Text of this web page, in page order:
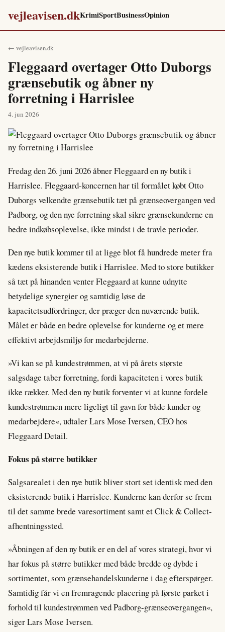
vejleavisen.dkKrimiSportBusinessOpinion
← vejleavisen.dk
Fleggaard overtager Otto Duborgs
grænsebutik og åbner ny
forretning i Harrislee
4. jun 2026
Fredag den 26. juni 2026 åbner Fleggaard en ny butik i
Harrislee. Fleggaard-koncernen har til formålet købt Otto
Duborgs velkendte grænsebutik tæt på grænseovergangen ved
Padborg, og den nye forretning skal sikre grænsekunderne en
bedre indkøbsoplevelse, ikke mindst i de travle perioder.
Den nye butik kommer til at ligge blot få hundrede meter fra
kædens eksisterende butik i Harrislee. Med to store butikker
så tæt på hinanden venter Fleggaard at kunne udnytte
betydelige synergier og samtidig løse de
kapacitetsudfordringer, der præger den nuværende butik.
Målet er både en bedre oplevelse for kunderne og et mere
effektivt arbejdsmiljø for medarbejderne.
»Vi kan se på kundestrømmen, at vi på årets største
salgsdage taber forretning, fordi kapaciteten i vores butik
ikke rækker. Med den ny butik forventer vi at kunne fordele
kundestrømmen mere ligeligt til gavn for både kunder og
medarbejdere«, udtaler Lars Mose Iversen, CEO hos
Fleggaard Detail.
Fokus på større butikker
Salgsarealet i den nye butik bliver stort set identisk med den
eksisterende butik i Harrislee. Kunderne kan derfor se frem
til det samme brede varesortiment samt et Click & Collect-
afhentningssted.
»Åbningen af den ny butik er en del af vores strategi, hvor vi
har fokus på større butikker med både bredde og dybde i
sortimentet, som grænsehandelskunderne i dag efterspørger.
Samtidig får vi en fremragende placering på første parket i
forhold til kundestrømmen ved Padborg-grænseovergangen«,
siger Lars Mose Iversen.